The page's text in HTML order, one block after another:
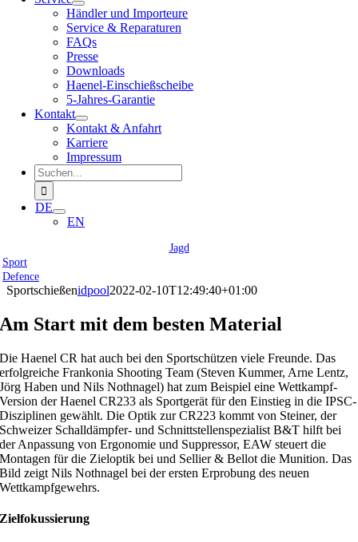
Händler und Importeure
Service & Reparaturen
FAQs
Presse
Downloads
Haenel-Einschießscheibe
5-Jahres-Garantie
Kontakt
Kontakt & Anfahrt
Karriere
Impressum
Suche
nach:
DE
EN
Jagd
Sport
Defence
Sportschießenidpool2022-02-10T12:49:40+01:00
Am Start mit dem besten Material
Die Haenel CR hat auch bei den Sportschützen viele Freunde. Das
erfolgreiche Frankonia Shooting Team (Steven Kummer, Arne Lentz,
Jörg Haben und Nils Nothnagel) hat zum Beispiel eine Wettkampf-
Version der Haenel CR233 als Sportgerät für den Einstieg in die IPSC-
Disziplinen gewählt. Die Optik zur CR223 kommt von Steiner, der
Schweizer Schalldämpfer- und Schnittstellenspezialist B&T hilft bei
der Anpassung von Ergonomie und Suppressor, EAW steuert die
Montagen für die Zieloptik bei und Sellier & Bellot die Munition. Das
Bild zeigt Nils Nothnagel bei der ersten Erprobung des neuen
Wettkampfgewehrs.
Zielfokussierung